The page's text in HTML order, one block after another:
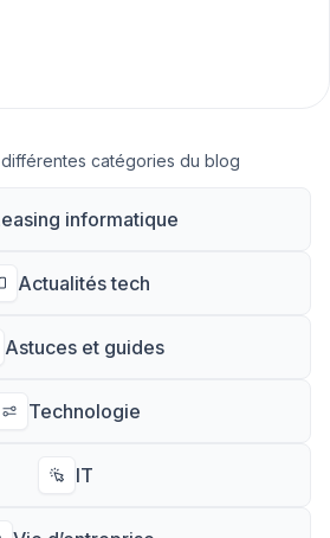
catégories du blog
informatique
Actualités tech
Astuces et guides
Technologie
IT